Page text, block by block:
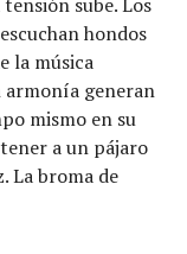
hondos
la música
armonía generan
mismo en su
a un pájaro
La broma de